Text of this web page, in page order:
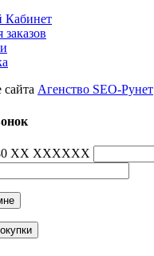
Агенство SEO-Рунет
ХХ ХХХХХХ